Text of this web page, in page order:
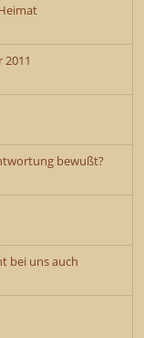
bewußt?
bei uns auch